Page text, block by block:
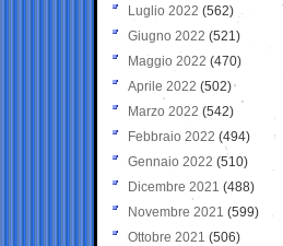
Luglio 2022 (562)
Giugno 2022 (521)
Maggio 2022 (470)
Aprile 2022 (502)
Marzo 2022 (542)
Febbraio 2022 (494)
Gennaio 2022 (510)
Dicembre 2021 (488)
Novembre 2021 (599)
Ottobre 2021 (506)